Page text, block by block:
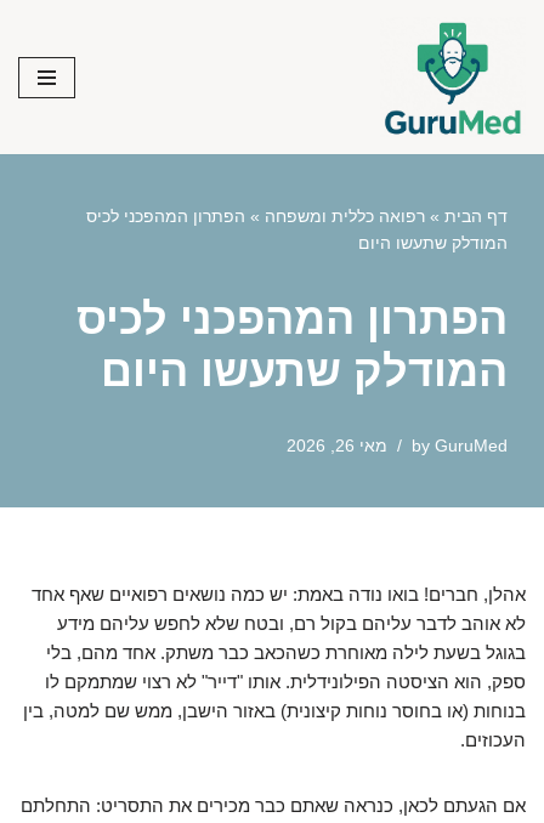
content
דף הבית » רפואה כללית ומשפחה » הפתרון המהפכני לכיס
המודלק שתעשו היום
הפתרון המהפכני לכיס
המודלק שתעשו היום
by GuruMed מאי 26, 2026
אהלן, חברים! בואו נודה באמת: יש כמה נושאים רפואיים שאף אחד
לא אוהב לדבר עליהם בקול רם, ובטח שלא לחפש עליהם מידע
בגוגל בשעת לילה מאוחרת כשהכאב כבר משתק. אחד מהם, בלי
ספק, הוא הציסטה הפילונידלית. אותו "דייר" לא רצוי שמתמקם לו
בנוחות (או בחוסר נוחות קיצונית) באזור הישבן, ממש שם למטה, בין
העכוזים.
אם הגעתם לכאן, כנראה שאתם כבר מכירים את התסריט: התחלתם